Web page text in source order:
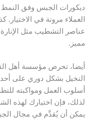
ديكورات الجبس وفق النمط
العملاء مرونة في
عناصر التشطيب مثل الإنارة
مميز.
أيضا، تحرص مؤسسة أهل
النخيل بشكل دوري على
أسلوب العمل ومواكبته
لذلك، فإن اختيارك لهذه
يمكن أن يُقدَّم في مجال